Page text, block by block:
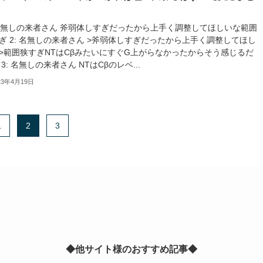
しの来者さん 斧弱体しすぎだったから上手く調整してほしいな範囲
2: 名無しの来者さん >斧弱体しすぎだったから上手く調整してほし
範囲狭すぎNTはCβみたいにすぐG上がらなかったからそう感じるだ
名無しの来者さん NTはCβのレベ...
年4月19日
2 3
◆他サイト様のおすすめ記事◆